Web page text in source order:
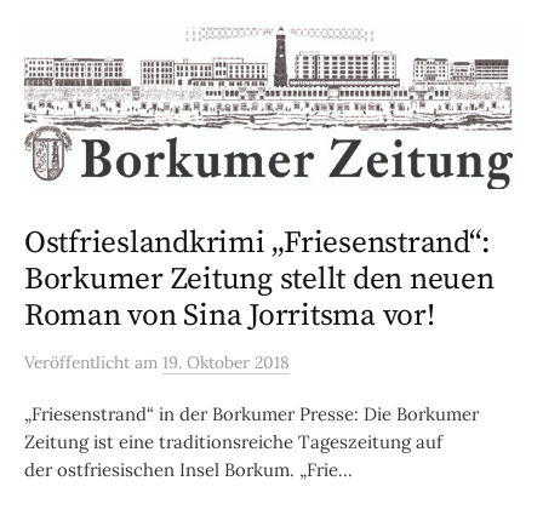
Ostfrieslandkrimi „Friesenstrand“:
Borkumer Zeitung stellt den neuen
Roman von Sina Jorritsma vor!
Veröffentlicht am 19. Oktober 2018
„Friesenstrand“ in der Borkumer Presse: Die Borkumer
Zeitung ist eine traditionsreiche Tageszeitung auf
der ostfriesischen Insel Borkum. „Frie...